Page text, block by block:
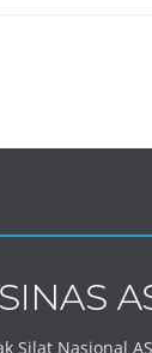
Silat Nasional